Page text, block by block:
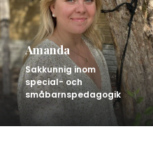
Amanda
Sakkunnig inom
special- och
småbarnspedagogik